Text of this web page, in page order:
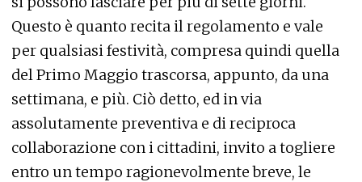
Questo è quanto recita il regolamento e vale
per qualsiasi festività, compresa quindi quella
del Primo Maggio trascorsa, appunto, da una
settimana, e più. Ciò detto, ed in via
assolutamente preventiva e di reciproca
collaborazione con i cittadini, invito a togliere
entro un tempo ragionevolmente breve, le